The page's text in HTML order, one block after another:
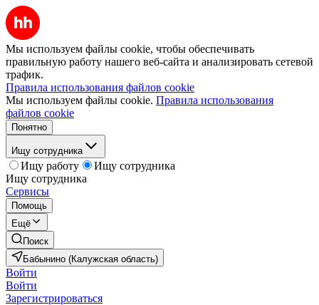
Мы используем файлы cookie, чтобы обеспечивать
правильную работу нашего веб-сайта и анализировать сетевой
трафик.
Правила использования файлов cookie
Мы используем файлы cookie. Правила использования
файлов cookie
Понятно
Ищу сотрудника
Ищу работу
Ищу сотрудника
Ищу сотрудника
Сервисы
Помощь
Ещё
Поиск
Бабынино (Калужская область)
Войти
Войти
Зарегистрироваться